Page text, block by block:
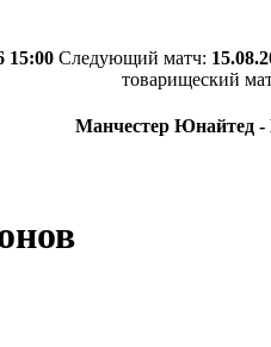
15:00 Следующий матч:
товарищеский
Манчестер Юнайтед